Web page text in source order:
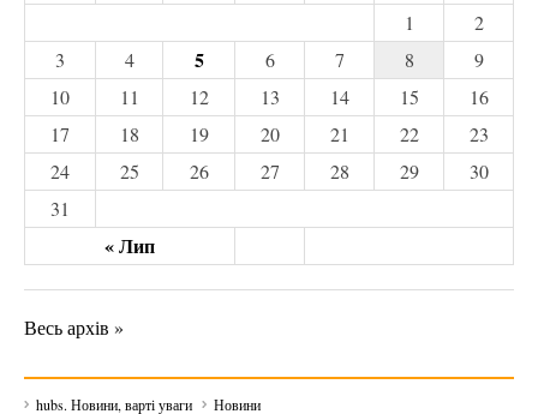
« Лип
1
2
3
4 5 6 7 8
9
10
11 12 13 14 15
16
17
18 19 20 21 22
23
24
25 26 27 28 29
30
31
Весь архів »
hubs. Новини, варті уваги Новини